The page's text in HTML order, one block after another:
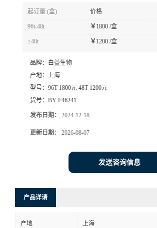
起订量 (盒) 价格
96t-48t ￥ 1800 /盒
≥48t ￥ 1200 /盒
品牌：
白益生物
产地： 上海
型号： 96T 1800元 48T 1200元
货号： BY-F46241
发布日期： 2024-12-18
更新日期： 2026-08-07
发送咨询信息
产品详请
产地 上海